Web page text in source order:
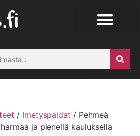
/ Imetyspaidat / Pehmeä
ja pienellä kauluksella